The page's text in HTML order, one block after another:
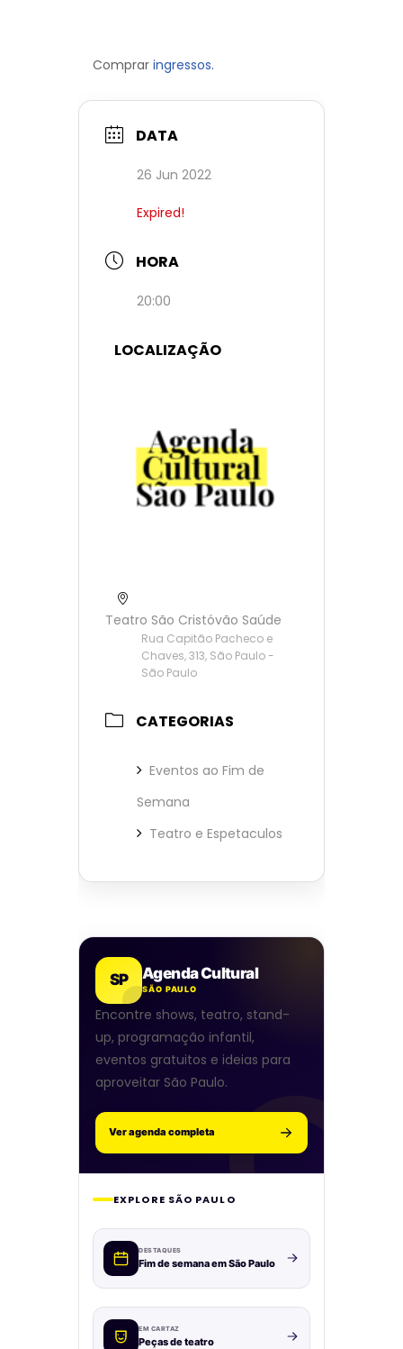
Comprar ingressos.
DATA
26 Jun 2022
Expired!
HORA
20:00
LOCALIZAÇÃO
Teatro São Cristóvão Saúde
Rua Capitão Pacheco e
Chaves, 313, São Paulo -
São Paulo
CATEGORIAS
Eventos ao Fim de
Semana
Teatro e Espetaculos
SP Agenda Cultural
SÃO PAULO
Encontre shows, teatro, stand-
up, programação infantil,
eventos gratuitos e ideias para
aproveitar São Paulo.
Ver agenda completa
EXPLORE SÃO PAULO
DESTAQUES
Fim de semana em São Paulo
EM CARTAZ
Peças de teatro